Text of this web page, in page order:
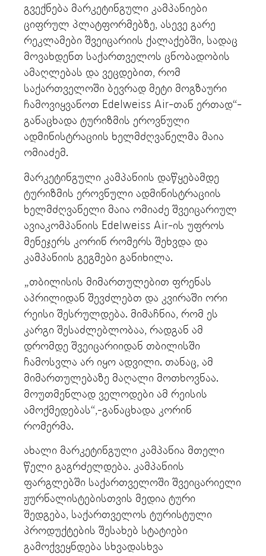
გვექნება მარკეტინგული კამპანიები
ციფრულ პლატფორმებზე, ასევე გარე
რეკლამები შვეიცარიის ქალაქებში, სადაც
მოვახდენთ საქართველოს ცნობადობის
ამაღლებას და ვეცდებით, რომ
საქართველოში ბევრად მეტი მოგზაური
ჩამოვიყვანოთ Edelweiss Air-თან ერთად“-
განაცხადა ტურიზმის ეროვნული
ადმინისტრაციის ხელმძღვანელმა მაია
ომიაძემ.
მარკეტინგული კამპანიის დაწყებამდე
ტურიზმის ეროვნული ადმინისტრაციის
ხელმძღვანელი მაია ომიაძე შვეიცარიულ
ავიაკომპანიის Edelweiss Air-ის უფროს
მენეჯერს კორინ რომერს შეხვდა და
კამპანიის გეგმები განიხილა.
„თბილისის მიმართულებით ფრენას
აპრილიდან შევძლებთ და კვირაში ორი
რეისი შესრულდება. მიმაჩნია, რომ ეს
კარგი შესაძლებლობაა, რადგან ამ
დრომდე შვეიცარიიდან თბილისში
ჩამოსვლა არ იყო ადვილი. თანაც, ამ
მიმართულებაზე მაღალი მოთხოვნაა.
მოუთმენლად ველოდები ამ რეისის
ამოქმედებას“,-განაცხადა კორინ
რომერმა.
ახალი მარკეტინგული კამპანია მთელი
წელი გაგრძელდება. კამპანიის
ფარგლებში საქართველოში შვეიცარიელი
ჟურნალისტებისთვის მედია ტური
შედგება, საქართველოს ტურისტული
პროდუქტების შესახებ სტატიები
გამოქვეყნდება სხვადასხვა